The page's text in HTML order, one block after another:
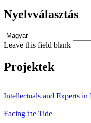
Nyelvválasztás
Leave this field blank
Projektek
Intellectuals and Experts
Facing the Tide